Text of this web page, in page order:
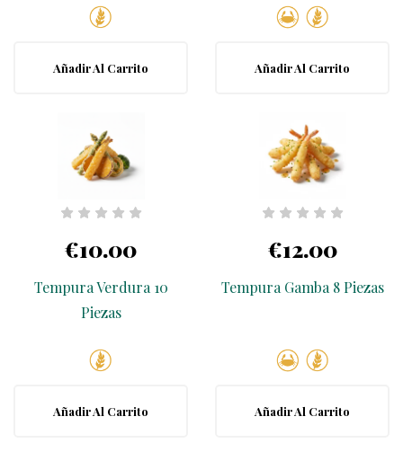
Añadir Al Carrito Añadir Al Carrito
€10.00
Tempura Verdura 10
Piezas
Añadir Al Carrito
€12.00
Tempura Gamba 8 Piezas
Añadir Al Carrito